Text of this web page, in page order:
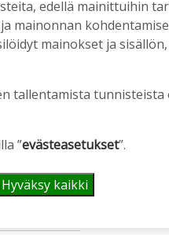
edellä mainittuihin
mainonnan
mainokset ja
tallentamista tunnisteista
”evästeasetukset”.
Hyväksy kaikki